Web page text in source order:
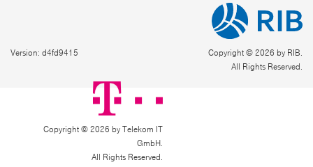
Version: d4fd9415
Copyright © 2026 by RIB.
All Rights Reserved.
Copyright © 2026 by Telekom IT
GmbH.
All Rights Reserved.